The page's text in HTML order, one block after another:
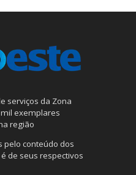
serviços da Zona
exemplares
região
pelo conteúdo dos
de seus respectivos